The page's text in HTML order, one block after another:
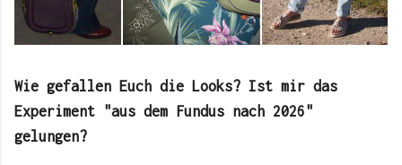
Wie gefallen Euch die Looks? Ist mir das
Experiment "aus dem Fundus nach 2026"
gelungen?